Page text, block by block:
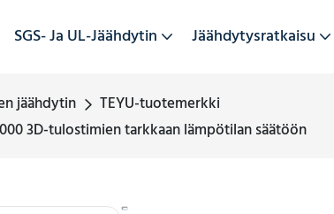
SGS- Ja UL-Jäähdytin Jäähdytysratkaisu
jäähdytin
TEYU-tuotemerkki
3D-tulostimien tarkkaan lämpötilan säätöön